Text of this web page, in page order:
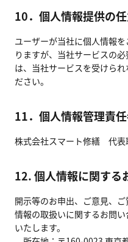
10．個人情報提供の
ユーザーが当社に個人情報
りますが、当社サービスの
は、当社サービスを受けら
ださい。
11．個人情報管理責
株式会社スマート修繕 代表
12. 個人情報に関する
開示等のお申出、ご意見、
情報の取扱いに関するお問
いたします。